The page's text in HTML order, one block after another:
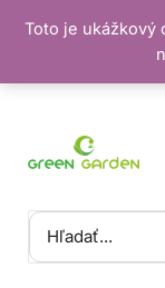
Toto je ukážkový
Vyhľadať: